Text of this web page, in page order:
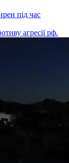
під час
агресії рф.